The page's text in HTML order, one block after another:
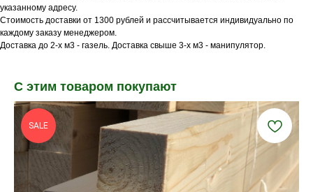
указанному адресу.
Стоимость доставки от 1300 рублей и рассчитывается индивидуально по
каждому заказу менеджером.
Доставка до 2-х м3 - газель. Доставка свыше 3-х м3 - манипулятор.
С этим товаром покупают
SALE